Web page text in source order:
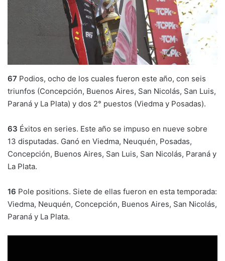
67 Podios, ocho de los cuales fueron este año, con seis
triunfos (Concepción, Buenos Aires, San Nicolás, San Luis,
Paraná y La Plata) y dos 2° puestos (Viedma y Posadas).
63 Éxitos en series. Este año se impuso en nueve sobre
13 disputadas. Ganó en Viedma, Neuquén, Posadas,
Concepción, Buenos Aires, San Luis, San Nicolás, Paraná y
La Plata.
16 Pole positions. Siete de ellas fueron en esta temporada:
Viedma, Neuquén, Concepción, Buenos Aires, San Nicolás,
Paraná y La Plata.